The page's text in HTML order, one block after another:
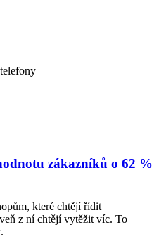
zákazníků o 62 %
které chtějí řídit
z ní chtějí vytěžit víc. To